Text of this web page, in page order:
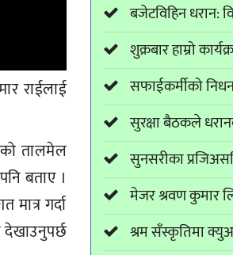
राईलाई
तालमेल
बताए ।
गर्दा
देखाउनुपर्छ
बजेटविहिन धरान:
शुक्रबार हाम्रो
सफाईकर्मीको
सुरक्षा बैठकले
सुनसरीका
मेजर श्रवण कुमार
श्रम सँस्कृतिमा